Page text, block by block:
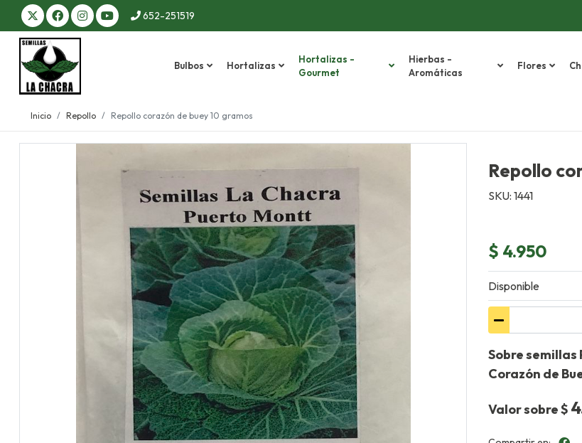
652-251519
Bulbos Hortalizas
Hortalizas -
Gourmet
Hierbas -
Aromáticas
Flores
Inicio Repollo Repollo corazón de buey 10 gramos
Repollo
SKU: 1441
$ 4.950
Disponible
Sobre semillas
Corazón de
Valor sobre $